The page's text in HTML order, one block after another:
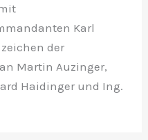
Karl
der
Martin Auzinger,
Haidinger und Ing.